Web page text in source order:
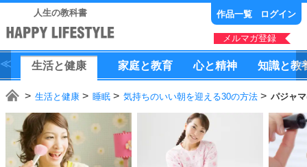
人生の教科書 作品一覧 ログイン
メルマガ登録
生活と健康 家庭と教育 心と精神 知識と教
生活と健康 睡眠 気持ちのいい朝を迎える30の方法 パジャ